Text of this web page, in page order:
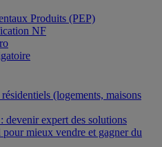
Produits (PEP)
NF
(logements, maisons
devenir expert des solutions
pour mieux vendre et gagner du